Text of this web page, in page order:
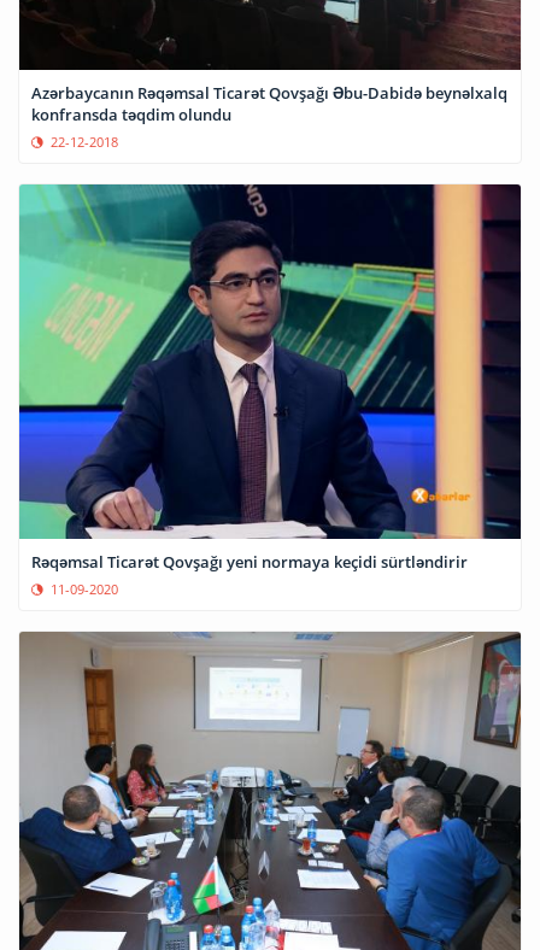
Azərbaycanın Rəqəmsal Ticarət Qovşağı Əbu-Dabidə beynəlxalq
konfransda təqdim olundu
22-12-2018
Rəqəmsal Ticarət Qovşağı yeni normaya keçidi sürtləndirir
11-09-2020